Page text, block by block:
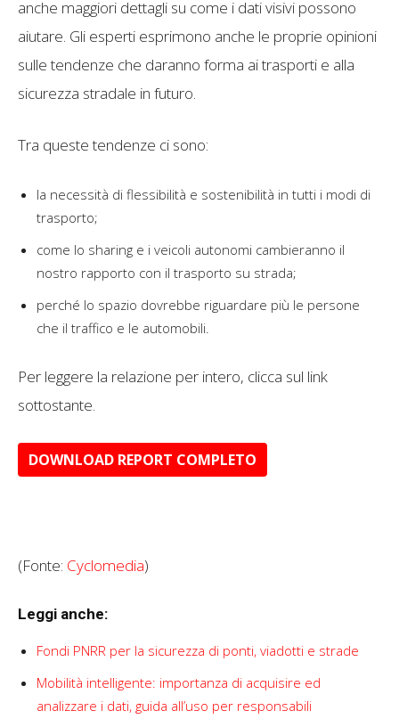
anche maggiori dettagli su come i dati visivi possono
aiutare. Gli esperti esprimono anche le proprie opinioni
sulle tendenze che daranno forma ai trasporti e alla
sicurezza stradale in futuro.
Tra queste tendenze ci sono:
la necessità di flessibilità e sostenibilità in tutti i modi di
trasporto;
come lo sharing e i veicoli autonomi cambieranno il
nostro rapporto con il trasporto su strada;
perché lo spazio dovrebbe riguardare più le persone
che il traffico e le automobili.
Per leggere la relazione per intero, clicca sul link
sottostante.
DOWNLOAD REPORT COMPLETO
(Fonte: Cyclomedia)
Leggi anche:
Fondi PNRR per la sicurezza di ponti, viadotti e strade
Mobilità intelligente: importanza di acquisire ed
analizzare i dati, guida all’uso per responsabili